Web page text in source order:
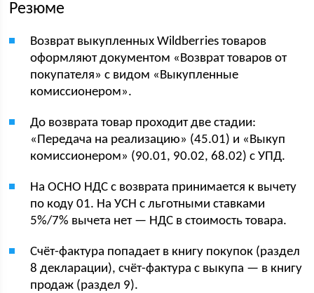
Резюме
Возврат выкупленных Wildberries товаров
оформляют документом «Возврат товаров от
покупателя» с видом «Выкупленные
комиссионером».
До возврата товар проходит две стадии:
«Передача на реализацию» (45.01) и «Выкуп
комиссионером» (90.01, 90.02, 68.02) с УПД.
На ОСНО НДС с возврата принимается к вычету
по коду 01. На УСН с льготными ставками
5%/7% вычета нет — НДС в стоимость товара.
Счёт-фактура попадает в книгу покупок (раздел
8 декларации), счёт-фактура с выкупа — в книгу
продаж (раздел 9).